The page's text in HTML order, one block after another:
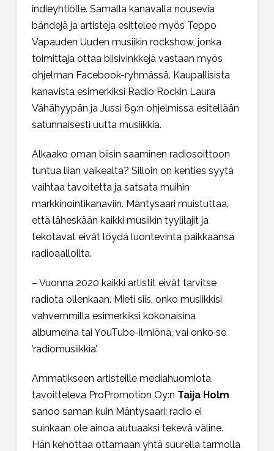
indieyhtiölle. Samalla kanavalla nousevia
bändejä ja artisteja esittelee myös Teppo
Vapauden Uuden musiikin rockshow, jonka
toimittaja ottaa biisivinkkejä vastaan myös
ohjelman Facebook-ryhmässä. Kaupallisista
kanavista esimerkiksi Radio Rockin Laura
Vähähyypän ja Jussi 69:n ohjelmissa esitellään
satunnaisesti uutta musiikkia.
Alkaako oman biisin saaminen radiosoittoon
tuntua liian vaikealta? Silloin on kenties syytä
vaihtaa tavoitetta ja satsata muihin
markkinointikanaviin. Mäntysaari muistuttaa,
että läheskään kaikki musiikin tyylilajit ja
tekotavat eivät löydä luontevinta paikkaansa
radioaalloilta.
– Vuonna 2020 kaikki artistit eivät tarvitse
radiota ollenkaan. Mieti siis, onko musiikkisi
vahvemmilla esimerkiksi kokonaisina
albumeina tai YouTube-ilmiönä, vai onko se
’radiomusiikkia’.
Ammatikseen artisteille mediahuomiota
tavoitteleva ProPromotion Oy:n Taija Holm
sanoo saman kuin Mäntysaari: radio ei
suinkaan ole ainoa autuaaksi tekevä väline.
Hän kehottaa ottamaan yhtä suurella tarmolla